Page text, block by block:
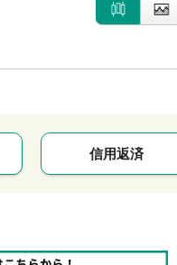
信用返済